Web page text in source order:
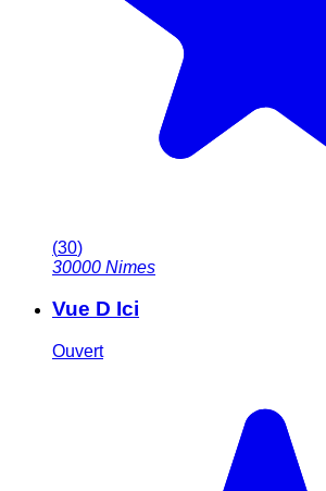
(30)
30000 Nimes
Vue D Ici
Ouvert